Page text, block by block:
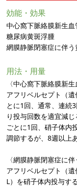
効能・効果
中心窩下脈絡膜新生
糖尿病黄斑浮腫
網膜静脈閉塞症に伴
用法・用量
〈中心窩下脈絡膜新
アフリベルセプト（
とに1回、通常、連続
り投与回数を適宜減
ごとに1回、硝子体内
調節するが、8週以上
〈網膜静脈閉塞症に伴
アフリベルセプト（
L）を硝子体内投与す